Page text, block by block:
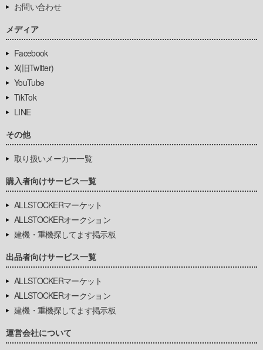
お問い合わせ
メディア
Facebook
X(旧Twitter)
YouTube
TikTok
LINE
その他
取り扱いメーカー一覧
購入者向けサービス一覧
ALLSTOCKERマーケット
ALLSTOCKERオークション
建機・重機探してます掲示板
出品者向けサービス一覧
ALLSTOCKERマーケット
ALLSTOCKERオークション
建機・重機探してます掲示板
運営会社について